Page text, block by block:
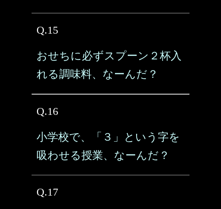
Q.15
おせちに必ずスプーン２杯入
れる調味料、なーんだ？
Q.16
小学校で、「３」という字を
吸わせる授業、なーんだ？
Q.17